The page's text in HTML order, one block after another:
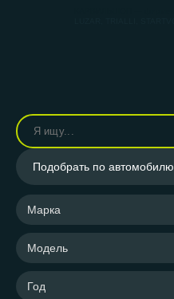
Подобрать по автомобилю
Марка
Модель
Год